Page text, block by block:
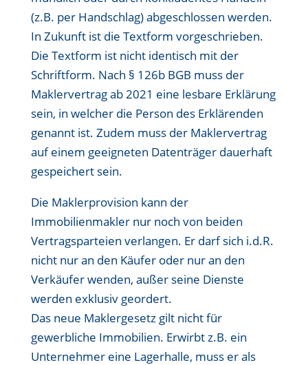
(z.B. per Handschlag) abgeschlossen werden.
In Zukunft ist die Textform vorgeschrieben.
Die Textform ist nicht identisch mit der
Schriftform. Nach § 126b BGB muss der
Maklervertrag ab 2021 eine lesbare Erklärung
sein, in welcher die Person des Erklärenden
genannt ist. Zudem muss der Maklervertrag
auf einem geeigneten Datenträger dauerhaft
gespeichert sein.
Die Maklerprovision kann der
Immobilienmakler nur noch von beiden
Vertragsparteien verlangen. Er darf sich i.d.R.
nicht nur an den Käufer oder nur an den
Verkäufer wenden, außer seine Dienste
werden exklusiv geordert.
Das neue Maklergesetz gilt nicht für
gewerbliche Immobilien. Erwirbt z.B. ein
Unternehmer eine Lagerhalle, muss er als